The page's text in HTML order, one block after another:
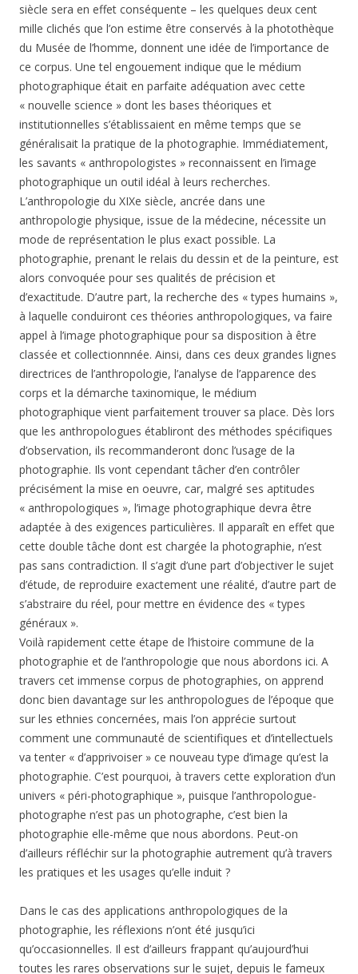
siècle sera en effet conséquente – les quelques deux cent
mille clichés que l’on estime être conservés à la photothèque
du Musée de l’homme, donnent une idée de l’importance de
ce corpus. Une tel engouement indique que le médium
photographique était en parfaite adéquation avec cette
« nouvelle science » dont les bases théoriques et
institutionnelles s’établissaient en même temps que se
généralisait la pratique de la photographie. Immédiatement,
les savants « anthropologistes » reconnaissent en l’image
photographique un outil idéal à leurs recherches.
L’anthropologie du XIXe siècle, ancrée dans une
anthropologie physique, issue de la médecine, nécessite un
mode de représentation le plus exact possible. La
photographie, prenant le relais du dessin et de la peinture, est
alors convoquée pour ses qualités de précision et
d’exactitude. D’autre part, la recherche des « types humains »,
à laquelle conduiront ces théories anthropologiques, va faire
appel à l’image photographique pour sa disposition à être
classée et collectionnnée. Ainsi, dans ces deux grandes lignes
directrices de l’anthropologie, l’analyse de l’apparence des
corps et la démarche taxinomique, le médium
photographique vient parfaitement trouver sa place. Dès lors
que les anthropologues établiront des méthodes spécifiques
d’observation, ils recommanderont donc l’usage de la
photographie. Ils vont cependant tâcher d’en contrôler
précisément la mise en oeuvre, car, malgré ses aptitudes
« anthropologiques », l’image photographique devra être
adaptée à des exigences particulières. Il apparaît en effet que
cette double tâche dont est chargée la photographie, n’est
pas sans contradiction. Il s’agit d’une part d’objectiver le sujet
d’étude, de reproduire exactement une réalité, d’autre part de
s’abstraire du réel, pour mettre en évidence des « types
généraux ».
Voilà rapidement cette étape de l’histoire commune de la
photographie et de l’anthropologie que nous abordons ici. A
travers cet immense corpus de photographies, on apprend
donc bien davantage sur les anthropologues de l’époque que
sur les ethnies concernées, mais l’on apprécie surtout
comment une communauté de scientifiques et d’intellectuels
va tenter « d’apprivoiser » ce nouveau type d’image qu’est la
photographie. C’est pourquoi, à travers cette exploration d’un
univers « péri-photographique », puisque l’anthropologue-
photographe n’est pas un photographe, c’est bien la
photographie elle-même que nous abordons. Peut-on
d’ailleurs réfléchir sur la photographie autrement qu’à travers
les pratiques et les usages qu’elle induit ?
Dans le cas des applications anthropologiques de la
photographie, les réflexions n’ont été jusqu’ici
qu’occasionnelles. Il est d’ailleurs frappant qu’aujourd’hui
toutes les rares observations sur le sujet, depuis le fameux